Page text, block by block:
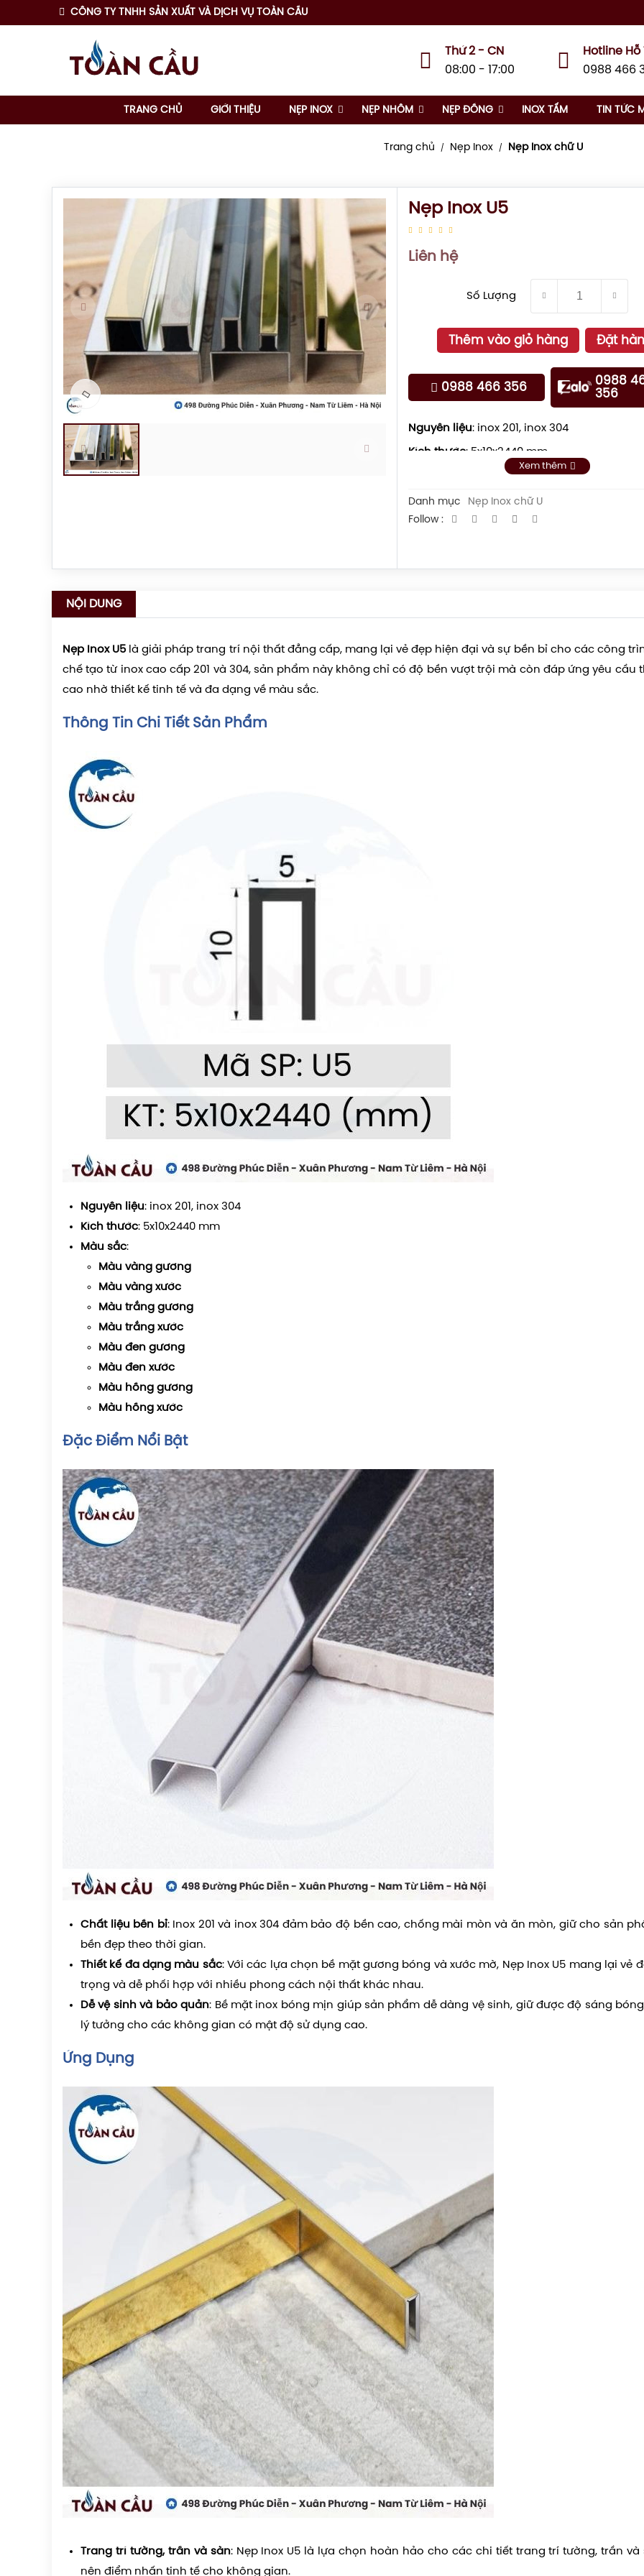
CÔNG TY TNHH SẢN XUẤT VÀ DỊCH VỤ TOÀN CẦU
Thứ 2 - CN
08:00 - 17:00
Hotline Hỗ
0988 466
TRANG CHỦ GIỚI THIỆU NẸP INOX NẸP NHÔM NẸP ĐỒNG INOX TẤM TIN TỨC
Trang chủ / Nẹp Inox / Nẹp Inox chữ U
Nẹp Inox U5
Liên hệ
Số Lượng
Thêm vào giỏ hàng Đặt
0988 466 356
0988
356
Nguyên liệu: inox 201, inox 304
Kích thước: 5x10x2440 mm
Màu vàng gương
Màu vàng xước
Màu trắng xước
Màu đen xước
Màu hồng gương
Màu hồng xước
Xem thêm
Danh mục
Nẹp Inox chữ U
Follow :
NỘI DUNG
Nẹp Inox U5 là giải pháp trang trí nội thất đẳng cấp, mang lại vẻ đẹp hiện đại và sự bền bỉ cho các công
chế tạo từ inox cao cấp 201 và 304, sản phẩm này không chỉ có độ bền vượt trội mà còn đáp ứng yêu cầu
cao nhờ thiết kế tinh tế và đa dạng về màu sắc.
Thông Tin Chi Tiết Sản Phẩm
Nguyên liệu: inox 201, inox 304
Kích thước: 5x10x2440 mm
Màu sắc:
Màu vàng gương
Màu vàng xước
Màu trắng gương
Màu trắng xước
Màu đen gương
Màu đen xước
Màu hồng gương
Màu hồng xước
Đặc Điểm Nổi Bật
Chất liệu bền bỉ: Inox 201 và inox 304 đảm bảo độ bền cao, chống mài mòn và ăn mòn, giữ cho sản
bền đẹp theo thời gian.
Thiết kế đa dạng màu sắc: Với các lựa chọn bề mặt gương bóng và xước mờ, Nẹp Inox U5 mang lại vẻ
trọng và dễ phối hợp với nhiều phong cách nội thất khác nhau.
Dễ vệ sinh và bảo quản: Bề mặt inox bóng mịn giúp sản phẩm dễ dàng vệ sinh, giữ được độ sáng
lý tưởng cho các không gian có mật độ sử dụng cao.
Ứng Dụng
Trang trí tường, trần và sàn: Nẹp Inox U5 là lựa chọn hoàn hảo cho các chi tiết trang trí tường, trần và
nên điểm nhấn tinh tế cho không gian.